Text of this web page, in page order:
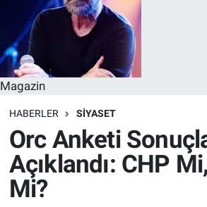
Magazin
HABERLER SİYASET
Orc Anketi
Açıklandı: CHP
Mi?